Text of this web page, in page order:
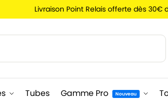
Livraison Point Relais offerte dès 30€
Tubes Gamme Pro Nouveau